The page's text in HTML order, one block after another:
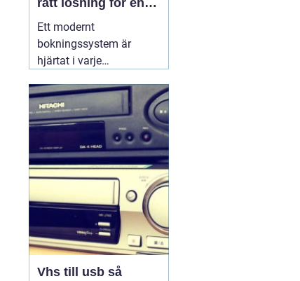
rätt lösning för en
effektivare vardag
Ett modernt
bokningssystem är
hjärtat i varje
gäster förväntar sig
snabb onlinebokning,
smidig incheckning och
tydlig kommunikation,
räcker det inte längre
med excelark eller
manuella listor. Ett
genomtänkt30 juni
2026
Vhs till usb så